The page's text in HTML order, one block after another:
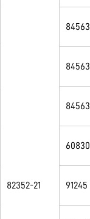
82352-21
84563
84563
84563
60830
91245